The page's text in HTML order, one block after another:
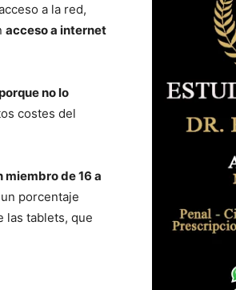
a la red,
acceso a internet
no lo
costes del
miembro de 16 a
porcentaje
las tablets, que